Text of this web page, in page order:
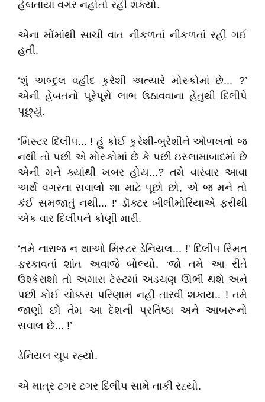
હેબતાયા વગર નહોતો રહી શક્યો.
એના મોંમાંથી સાચી વાત નીકળતાં નીકળતાં રહી ગઈ
હતી.
‘શું અબ્દુલ વહીદ કુરેશી અત્યારે મોસ્કોમાં છે... ?’
એની હેબતનો પૂરેપૂરો લાભ ઉઠાવવાના હેતુથી દિલીપે
પૂછ્યું.
‘મિસ્ટર દિલીપ... ! હું કોઈ કુરેશી-બુરેશીને ઓળખતો જ
નથી તો પછી એ મોસ્કોમાં છે કે પછી ઇસ્લામાબાદમાં છે
એની મને ક્યાંથી ખબર હોય...? તમે વારંવાર આવા
અર્થ વગરના સવાલો શા માટે પૂછો છો, એ જ મને તો
કંઈ સમજાતું નથી... !' ડૉક્ટર બીલીમોરિયાએ ફરીથી
એક વાર દિલીપને કોણી મારી.
‘તમે નારાજ ન થાઓ મિસ્ટર ડેનિયલ... !' દિલીપ સ્મિત
ફરકાવતાં શાંત અવાજે બોલ્યો, ‘જો તમે આ રીતે
ઉશ્કેરાશો તો અમારા ટેસ્ટમાં અડચણ ઊભી થશે અને
પછી કોઈ ચોક્કસ પરિણામ નહીં તારવી શકાય.. ! તમે
જાણો છો તેમ આ દેશની પ્રતિષ્ઠા અને આબરૂનો
સવાલ છે... !’
ડેનિયલ ચૂપ રહ્યો.
એ માત્ર ટગર ટગર દિલીપ સામે તાકી રહ્યો.